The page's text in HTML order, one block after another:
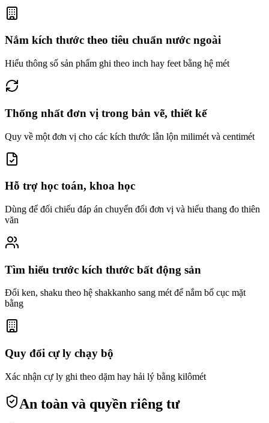
Nắm kích thước theo tiêu chuẩn nước ngoài
Hiểu thông số sản phẩm ghi theo inch hay feet bằng hệ mét
Thống nhất đơn vị trong bản vẽ, thiết kế
Quy về một đơn vị cho các kích thước lẫn lộn milimét và centimét
Hỗ trợ học toán, khoa học
Dùng để đối chiếu đáp án chuyển đổi đơn vị và hiểu thang đo thiên
văn
Tìm hiểu trước kích thước bất động sản
Đổi ken, shaku theo hệ shakkanho sang mét để nắm bố cục mặt
bằng
Quy đổi cự ly chạy bộ
Xác nhận cự ly ghi theo dặm hay hải lý bằng kilômét
An toàn và quyền riêng tư